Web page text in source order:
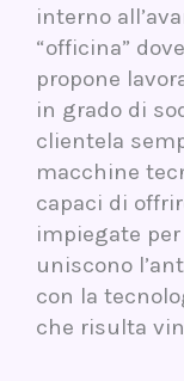
interno
“officina”
propone
in grado di
clientela
macchine
capaci di
impiegate
uniscono
con la
che risulta